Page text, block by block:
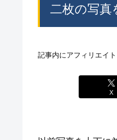
二枚の写真
記事内にアフィリエイ
X